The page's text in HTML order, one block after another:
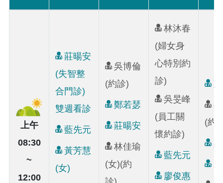
上午
08:30
~
12:00
莊暘安
(失智整
合門診)
雙週看診
藍先元
黃芳慧
(女)
吳博倫
(約診)
鄭若瑟
莊暘安
林佳瑜
(女)(約
林沐春
(婦女身
心特別約
診)
吳旻峰
(員工關
懷約診)
藍先元
廖俊惠
(約